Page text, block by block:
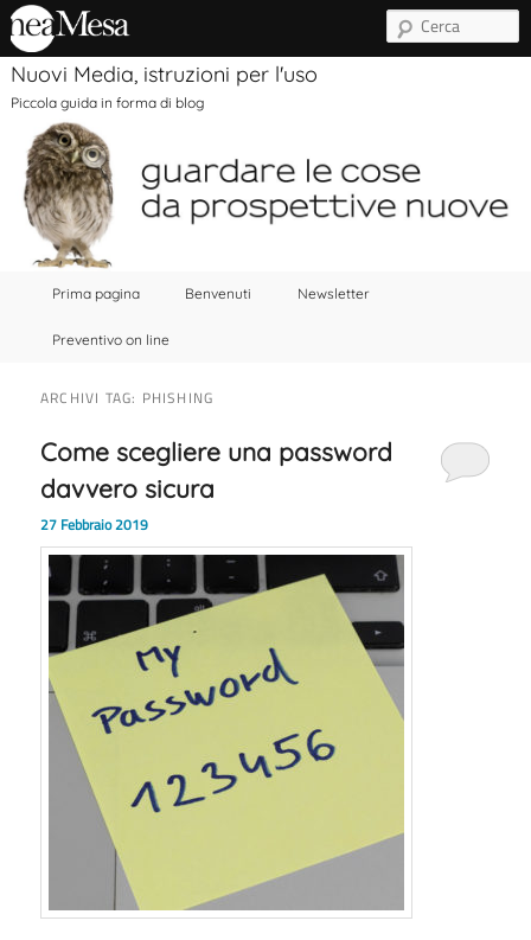
Nuovi Media, istruzioni per l'uso
Piccola guida in forma di blog
Menu principaleVai al contenuto principale
Vai al contenuto secondario
Prima pagina Benvenuti Newsletter
Preventivo on line
ARCHIVI TAG: PHISHING
Come scegliere una password
davvero sicura
27 Febbraio 2019